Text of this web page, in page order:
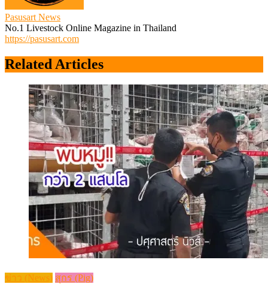
Pasusart News
No.1 Livestock Online Magazine in Thailand
https://pasusart.com
Related Articles
ข่าว (News) สุกร (Pig)